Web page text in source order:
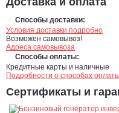
Способы доставки:
Условия доставки подробно
Возможен самовывоз!
Адреса самовывоза
Способы оплаты:
Кредитные карты и наличные
Подробности о способах оплаты
Сертификаты и